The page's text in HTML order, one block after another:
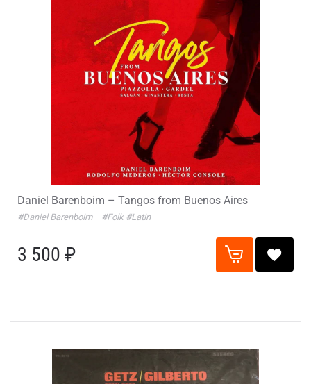
Daniel Barenboim – Tangos from Buenos Aires
#Daniel Barenboim #Folk #Latin
3 500 ₽